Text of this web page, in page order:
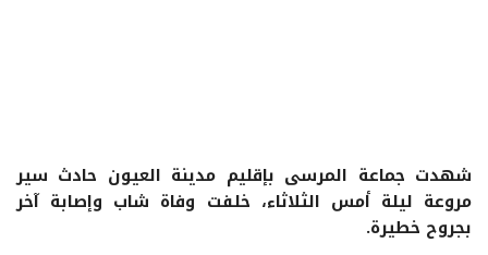
شهدت جماعة المرسى بإقليم مدينة العيون حادث سير
مروعة ليلة أمس الثلاثاء، خلفت وفاة شاب وإصابة آخر
بجروح خطيرة.